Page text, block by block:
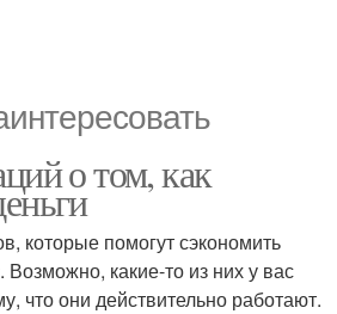
о том, как
которые помогут сэкономить
Возможно, какие-то из них у вас
что они действительно работают.